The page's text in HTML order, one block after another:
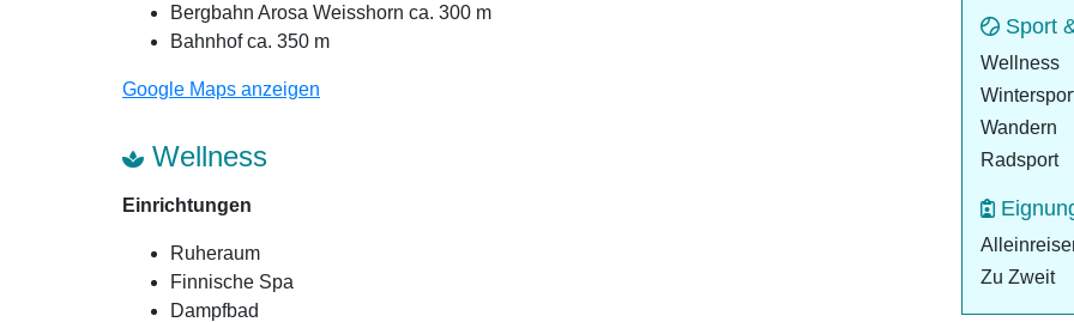
Bergbahn Arosa Weisshorn ca. 300 m
Bahnhof ca. 350 m
Google Maps anzeigen
Wellness
Einrichtungen
Ruheraum
Finnische Spa
Dampfbad
Sport
Wellness
Wandern
Radsport
Zu Zweit